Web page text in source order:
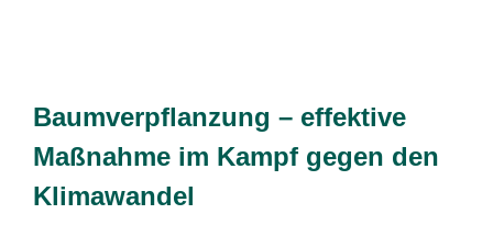
Baumverpflanzung – effektive
Maßnahme im Kampf gegen den
Klimawandel